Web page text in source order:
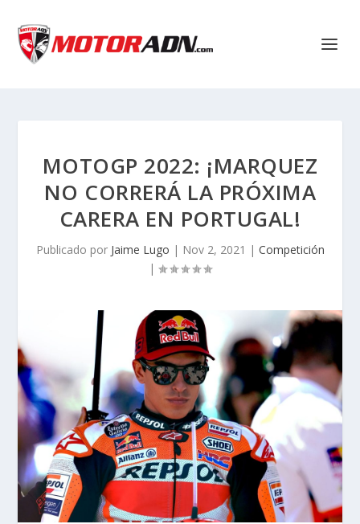
MOTOGP 2022: ¡MARQUEZ
NO CORRERÁ LA PRÓXIMA
CARERA EN PORTUGAL!
Publicado por Jaime Lugo | Nov 2, 2021 | Competición
|